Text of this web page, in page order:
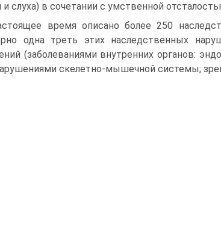
и слуха) в сочетании с умственной
время описано более 250
одна треть этих наследственных
(заболеваниями внутренних органов:
скелетно-мышечной системы;